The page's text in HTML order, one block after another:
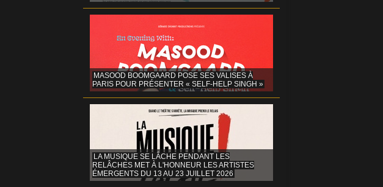
MASOOD BOOMGAARD POSE SES VALISES À
PARIS POUR PRÉSENTER « SELF-HELP SINGH »
LA MUSIQUE SE LÂCHE PENDANT LES
RELÂCHES MET À L'HONNEUR LES ARTISTES
ÉMERGENTS DU 13 AU 23 JUILLET 2026